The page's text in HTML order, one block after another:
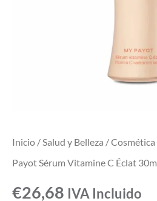
Inicio /Salud y Belleza /Cosmética
Payot Sérum Vitamine C Éclat
€26,68 IVA Incluido